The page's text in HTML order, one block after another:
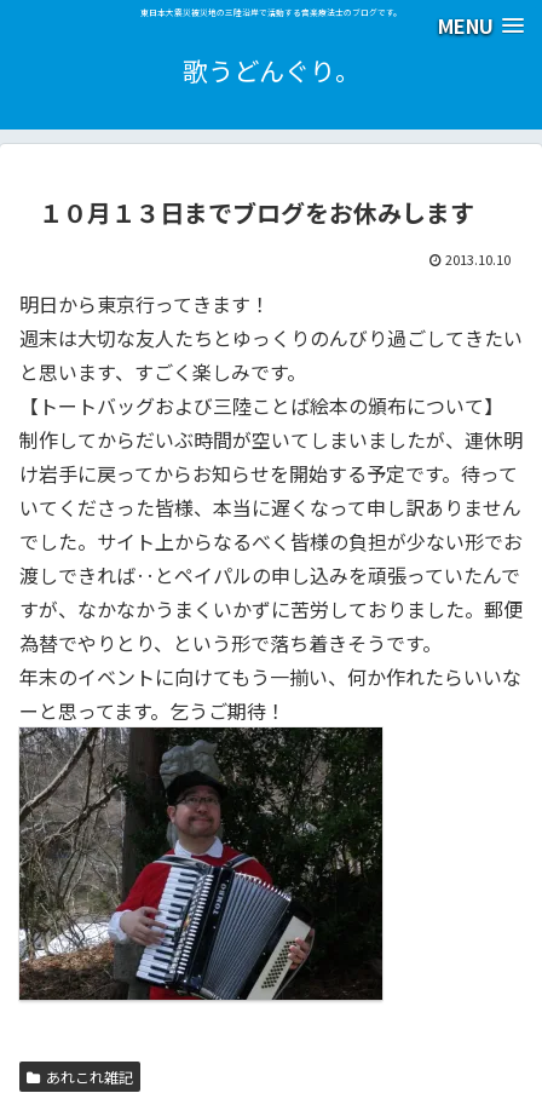
MENU
東日本大震災被災地の三陸沿岸で活動する音楽療法士のブログです。
歌うどんぐり。
１０月１３日までブログをお休みします
2013.10.10
明日から東京行ってきます！
週末は大切な友人たちとゆっくりのんびり過ごしてきたい
と思います、すごく楽しみです。
【トートバッグおよび三陸ことば絵本の頒布について】
制作してからだいぶ時間が空いてしまいましたが、連休明
け岩手に戻ってからお知らせを開始する予定です。待って
いてくださった皆様、本当に遅くなって申し訳ありません
でした。サイト上からなるべく皆様の負担が少ない形でお
渡しできれば‥とペイパルの申し込みを頑張っていたんで
すが、なかなかうまくいかずに苦労しておりました。郵便
為替でやりとり、という形で落ち着きそうです。
年末のイベントに向けてもう一揃い、何か作れたらいいな
ーと思ってます。乞うご期待！
あれこれ雑記